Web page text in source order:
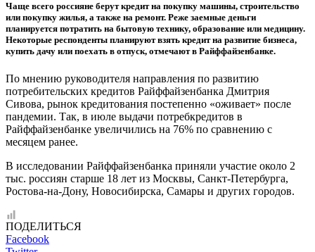
Чаще всего россияне берут кредит на покупку машины, строительство
или покупку жилья, а также на ремонт. Реже заемные деньги
планируется потратить на бытовую технику, образование или медицину.
Некоторые респонденты планируют взять кредит на развитие бизнеса,
купить дачу или поехать в отпуск, отмечают в Райффайзенбанке.
По мнению руководителя направления по развитию
потребительских кредитов Райффайзенбанка Дмитрия
Сивова, рынок кредитования постепенно «оживает» после
пандемии. Так, в июле выдачи потребкредитов в
Райффайзенбанке увеличились на 76% по сравнению с
месяцем ранее.
В исследовании Райффайзенбанка приняли участие около 2
тыс. россиян старше 18 лет из Москвы, Санкт-Петербурга,
Ростова-на-Дону, Новосибирска, Самары и других городов.
ПОДЕЛИТЬСЯ
Facebook